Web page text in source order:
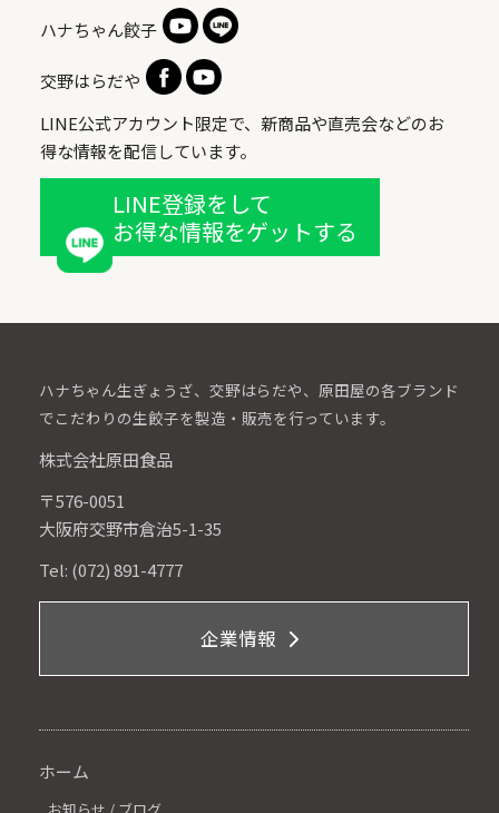
ハナちゃん餃子
交野はらだや
LINE公式アカウント限定で、新商品や直売会などのお
得な情報を配信しています。
LINE登録をして
お得な情報をゲットする
ハナちゃん生ぎょうざ、交野はらだや、原田屋の各ブランド
でこだわりの生餃子を製造・販売を行っています。
株式会社原田食品
〒576-0051
大阪府交野市倉治5-1-35
Tel: (072) 891-4777
企業情報
ホーム